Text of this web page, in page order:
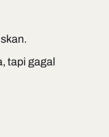
tapi gagal